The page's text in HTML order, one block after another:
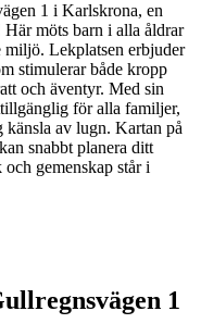
1 i Karlskrona, en
möts barn i alla åldrar
miljö. Lekplatsen erbjuder
stimulerar både kropp
och äventyr. Med sin
för alla familjer,
känsla av lugn. Kartan på
snabbt planera ditt
gemenskap står i
1